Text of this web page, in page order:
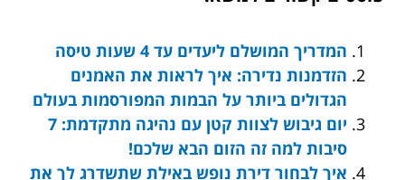
המדריך המושלם ליעדים עד 4 שעות טיסה
הזדמנות נדירה: איך לראות את האמנים
הגדולים ביותר על הבמות המפורסמות בעולם
יום גיבוש לצוות קטן עם נהיגה מתקדמת: 7
סיבות למה זה הזום הבא שלכם!
איך לבחור דירת נופש באילת שתשדרג לך את